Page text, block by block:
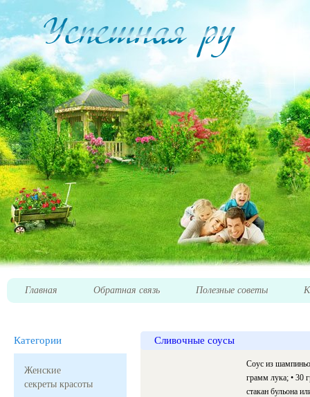
Главная Обратная связь Полезные советы
Категории
Женские
секреты красоты
Сливочные соусы
Соус из
грамм лука; • 30
стакан бульона